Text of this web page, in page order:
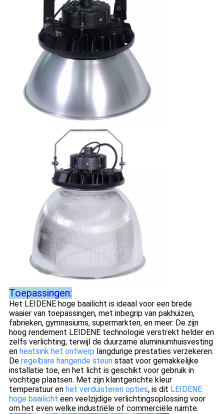
Toepassingen:
Het LEIDENE hoge baailicht is ideaal voor een brede
waaier van toepassingen, met inbegrip van pakhuizen,
fabrieken, gymnasiums, supermarkten, en meer. De zijn
hoog rendement LEIDENE technologie verstrekt helder en
zelfs verlichting, terwijl de duurzame aluminiumhuisvesting
en heatsink het ontwerp langdurige prestaties verzekeren.
De regelbare hangende steunstaat voor gemakkelijke
installatie toe, en het licht is geschikt voor gebruik in
vochtige plaatsen. Met zijn klantgerichte kleur
temperatuur en het verduisteren opties, is dit LEIDENE
hoge baailicht een veelzijdige verlichtingsoplossing voor
om het even welke industriële of commerciële ruimte.